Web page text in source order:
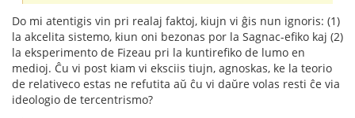
Do mi atentigis vin pri realaj faktoj, kiujn vi ĝis nun ignoris: (1)
la akcelita sistemo, kiun oni bezonas por la Sagnac-efiko kaj (2)
la eksperimento de Fizeau pri la kuntirefiko de lumo en
medioj. Ĉu vi post kiam vi eksciis tiujn, agnoskas, ke la teorio
de relativeco estas ne refutita aŭ ĉu vi daŭre volas resti ĉe via
ideologio de tercentrismo?